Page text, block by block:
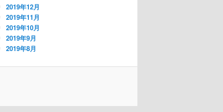
2019年12月
2019年11月
2019年10月
2019年9月
2019年8月